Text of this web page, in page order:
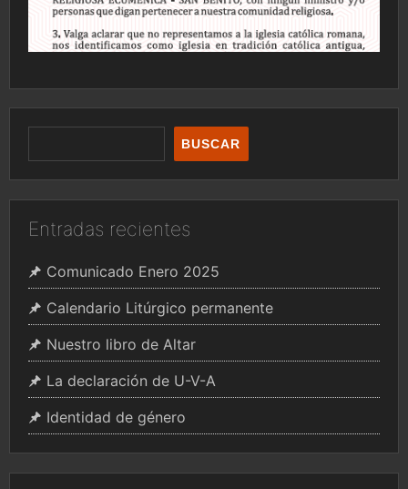
BUSCAR
Entradas recientes
Comunicado Enero 2025
Calendario Litúrgico permanente
Nuestro libro de Altar
La declaración de U-V-A
Identidad de género